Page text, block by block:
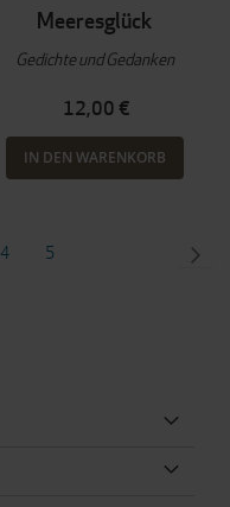
Meeresglück
Gedichte und Gedanken
12,00 €
IN DEN WARENKORB
Seite
4 Seite
5